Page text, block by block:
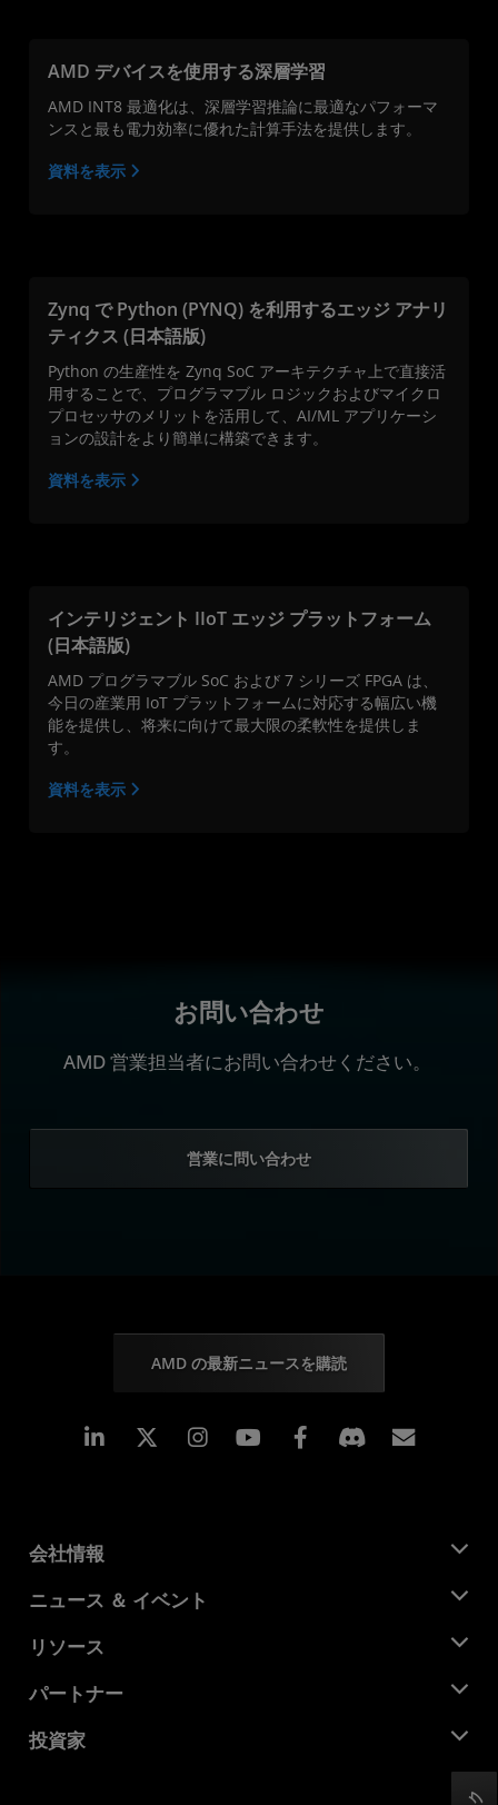
AMD デバイスを使用する深層学習
AMD INT8 最適化は、深層学習推論に最適なパフォーマ
ンスと最も電力効率に優れた計算手法を提供します。
資料を表示
Zynq で Python (PYNQ) を利用するエッジ アナリ
ティクス (日本語版)
Python の生産性を Zynq SoC アーキテクチャ上で直接活
用することで、プログラマブル ロジックおよびマイクロ
プロセッサのメリットを活用して、AI/ML アプリケーシ
ョンの設計をより簡単に構築できます。
資料を表示
インテリジェント IIoT エッジ プラットフォーム
(日本語版)
AMD プログラマブル SoC および 7 シリーズ FPGA は、
今日の産業用 IoT プラットフォームに対応する幅広い機
能を提供し、将来に向けて最大限の柔軟性を提供しま
す。
資料を表示
お問い合わせ
AMD 営業担当者にお問い合わせください。
営業に問い合わせ
AMD の最新ニュースを購読
Linkedin Instagram Facebook
会社情報
AMD について
企業責任
キャリア
お問い合わせ
ニュース ＆ イベント
ニュースルーム
メディア ライブラリ
リソース
デベロッパー セントラル
ケース スタディ
パートナー
AMD パートナー ハブ
投資家